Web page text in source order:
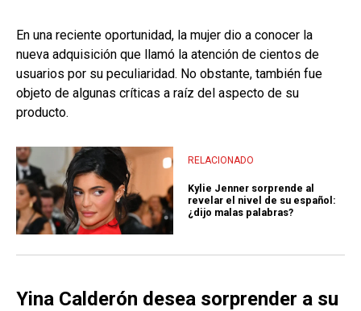
En una reciente oportunidad, la mujer dio a conocer la
nueva adquisición que llamó la atención de cientos de
usuarios por su peculiaridad. No obstante, también fue
objeto de algunas críticas a raíz del aspecto de su
producto.
RELACIONADO
Kylie Jenner sorprende al
revelar el nivel de su español:
¿dijo malas palabras?
Yina Calderón desea sorprender a su